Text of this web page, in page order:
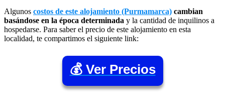
Algunos costos de este alojamiento (Purmamarca) cambian
basándose en la época determinada y la cantidad de inquilinos a
hospedarse. Para saber el precio de este alojamiento en esta
localidad, te compartimos el siguiente link:
💰 Ver Precios